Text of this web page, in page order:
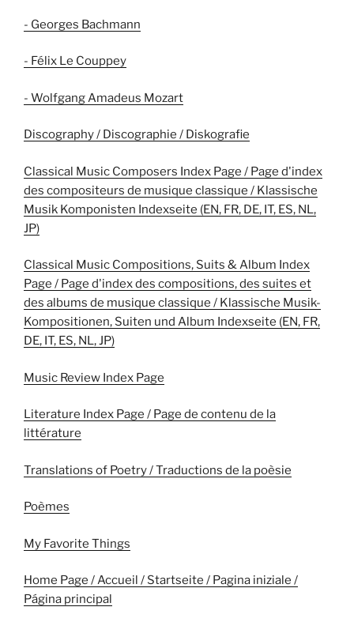
- Georges Bachmann
- Félix Le Couppey
- Wolfgang Amadeus Mozart
Discography / Discographie / Diskografie
Classical Music Composers Index Page / Page d'index
des compositeurs de musique classique / Klassische
Musik Komponisten Indexseite (EN, FR, DE, IT, ES, NL,
JP)
Classical Music Compositions, Suits & Album Index
Page / Page d'index des compositions, des suites et
des albums de musique classique / Klassische Musik-
Kompositionen, Suiten und Album Indexseite (EN, FR,
DE, IT, ES, NL, JP)
Music Review Index Page
Literature Index Page / Page de contenu de la
littérature
Translations of Poetry / Traductions de la poèsie
Poèmes
My Favorite Things
Home Page / Accueil / Startseite / Pagina iniziale /
Página principal